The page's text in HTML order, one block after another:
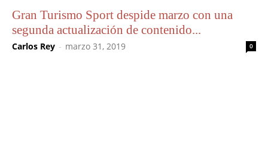
Gran Turismo Sport despide marzo con una
segunda actualización de contenido...
Carlos Rey - marzo 31, 2019 0